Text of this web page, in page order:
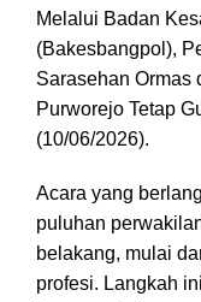
Melalui Badan
(Bakesbangpol),
Sarasehan Ormas
Purworejo Tetap
(10/06/2026).
Acara yang
puluhan
belakang, mulai
profesi. Langkah